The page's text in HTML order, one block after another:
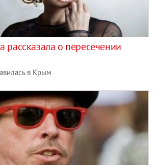
рассказала о пересечении
в Крым